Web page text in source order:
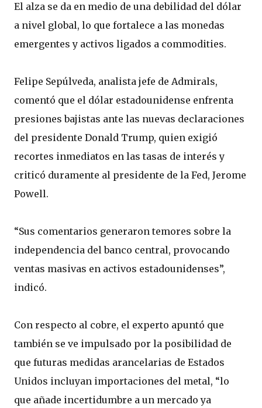
El alza se da en medio de una debilidad del dólar
a nivel global, lo que fortalece a las monedas
emergentes y activos ligados a commodities.
Felipe Sepúlveda, analista jefe de Admirals,
comentó que el dólar estadounidense enfrenta
presiones bajistas ante las nuevas declaraciones
del presidente Donald Trump, quien exigió
recortes inmediatos en las tasas de interés y
criticó duramente al presidente de la Fed, Jerome
Powell.
“Sus comentarios generaron temores sobre la
independencia del banco central, provocando
ventas masivas en activos estadounidenses”,
indicó.
Con respecto al cobre, el experto apuntó que
también se ve impulsado por la posibilidad de
que futuras medidas arancelarias de Estados
Unidos incluyan importaciones del metal, “lo
que añade incertidumbre a un mercado ya